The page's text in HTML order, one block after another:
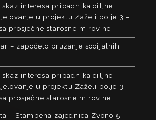
interesa pripadnika ciljne
u projektu Zaželi bolje 3 –
prosječne starosne mirovine
– započelo pružanje socijalnih
interesa pripadnika ciljne
u projektu Zaželi bolje 3 –
prosječne starosne mirovine
– Stambena zajednica Zvono 5